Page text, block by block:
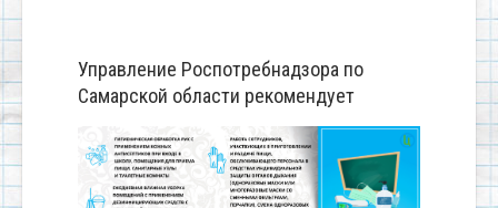
Управление Роспотребнадзора по
Самарской области рекомендует